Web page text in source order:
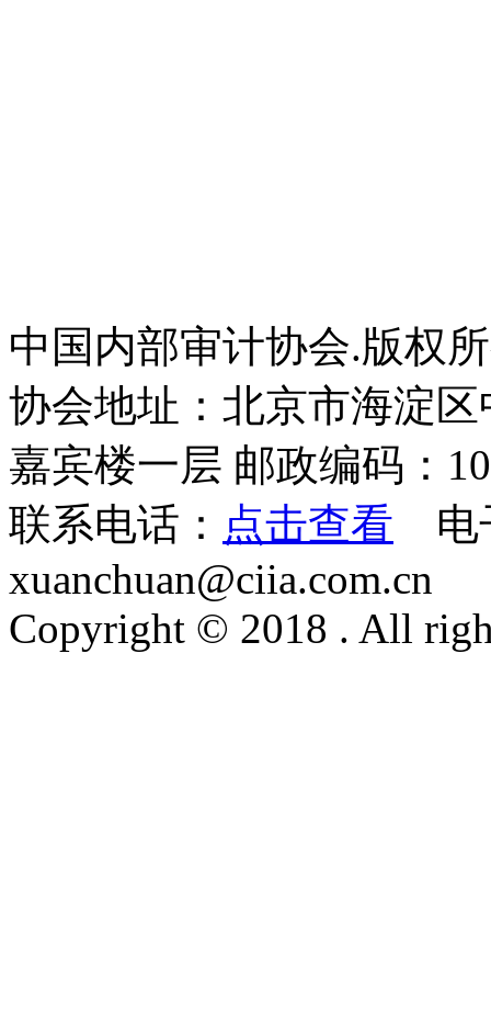
中国内部审计协会.版权
协会地址：北京市海淀
嘉宾楼一层 邮政编码：
联系电话： 点击查看 电
xuanchuan@ciia.com.cn
Copyright © 2018 . All